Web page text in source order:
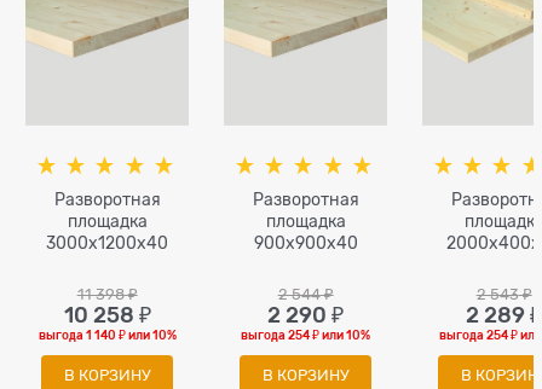
Разворотная
площадка
3000х1200х40
11 398 ₽
10 258 ₽
выгода 1 140 ₽или10%
В КОРЗИНУ
Разворотная
площадка
900х900х40
2 544 ₽
2 290 ₽
выгода254 ₽или10%
В КОРЗИНУ
2 543 ₽
2 289 ₽
выгода254 ₽
В